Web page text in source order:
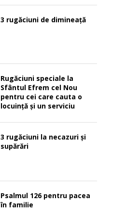
3 rugăciuni de dimineață
Rugăciuni speciale la
Sfântul Efrem cel Nou
pentru cei care cauta o
locuinţă şi un serviciu
3 rugăciuni la necazuri și
supărări
Psalmul 126 pentru pacea
în familie